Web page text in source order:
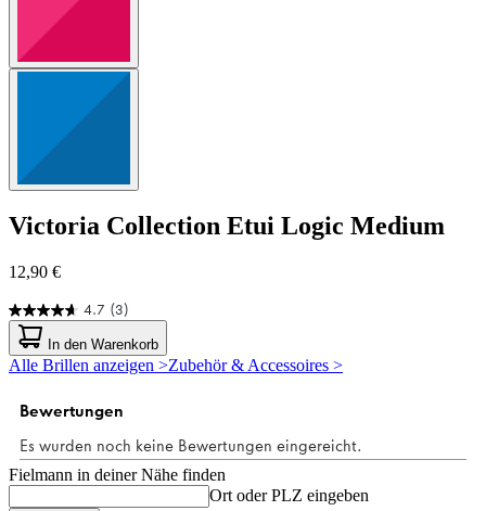
Victoria Collection Etui Logic Medium
12,90 €
4.7 (3)
4.7
von
5
Sternen.
Bewertungen
In den Warenkorb
Alle Brillen anzeigen >Zubehör & Accessoires >
Fielmann in deiner Nähe finden
Ort oder PLZ eingeben